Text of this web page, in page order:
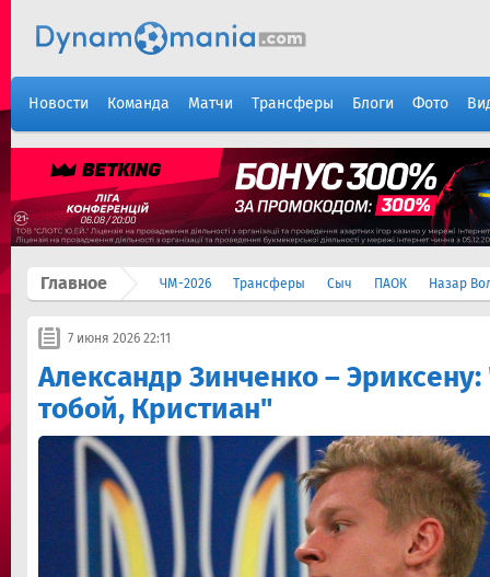
Новости Команда Матчи Трансферы Блоги Фото
Главное ЧМ-2026 Трансферы Сыч ПАОК Назар
7 июня 2026 22:11
Александр Зинченко –
тобой, Кристиан"